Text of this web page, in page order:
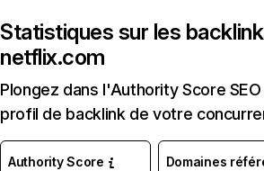
Statistiques sur les
netflix.com
Plongez dans l'Authority Score
profil de backlink de votre
Authority Score Domaines